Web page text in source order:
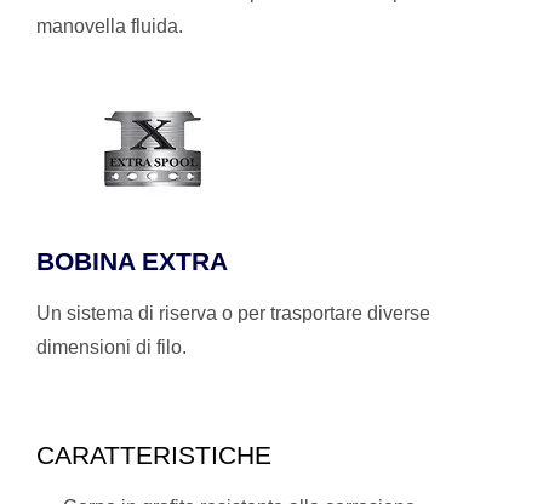
manovella fluida.
BOBINA EXTRA
Un sistema di riserva o per trasportare diverse
dimensioni di filo.
CARATTERISTICHE